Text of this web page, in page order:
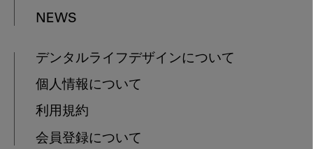
NEWS
デンタルライフデザインについて
個人情報について
利用規約
会員登録について